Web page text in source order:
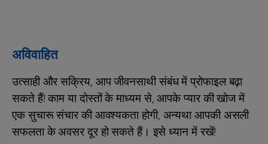
अविवाहित
उत्साही और सक्रिय, आप जीवनसाथी संबंध में प्रोफाइल बढ़ा
सकते हैं! काम या दोस्तों के माध्यम से, आपके प्यार की खोज में
एक सुचारू संचार की आवश्यकता होगी, अन्यथा आपकी असली
सफलता के अवसर दूर हो सकते हैं। इसे ध्यान में रखें!